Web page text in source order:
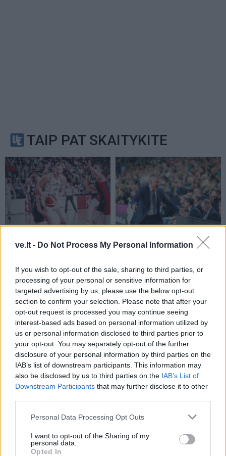
ve.lt - Do Not Process My Personal Information
If you wish to opt-out of the sale, sharing to third parties, or
processing of your personal or sensitive information for
targeted advertising by us, please use the below opt-out
section to confirm your selection. Please note that after your
opt-out request is processed you may continue seeing
interest-based ads based on personal information utilized by
us or personal information disclosed to third parties prior to
your opt-out. You may separately opt-out of the further
disclosure of your personal information by third parties on the
IAB’s list of downstream participants. This information may
also be disclosed by us to third parties on the IAB’s List of
Downstream Participants that may further disclose it to other
Personal Data Processing Opt Outs
I want to opt-out of the Sharing of my
personal data.
Opted In
TAIP PAT SKAITYKITE
Eglė Šventoraitė – apie
gyvenimą, žemės
drebėjimą ir didžiausią
svajonę
Jasikevičiaus vedami
serbus
Sportas
Trijų setų dramą laimėjęs
Butvilas pateko į
„Challenger“ turnyro
Sportas
Klaipėda savaitei taps
Europos jūrinio buriavimo
sostine